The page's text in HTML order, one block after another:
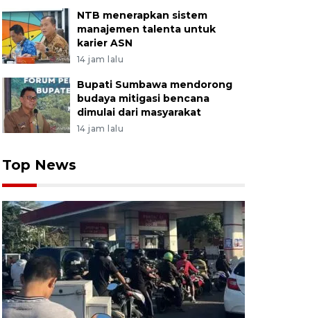
NTB menerapkan sistem
manajemen talenta untuk
karier ASN
14 jam lalu
Bupati Sumbawa mendorong
budaya mitigasi bencana
dimulai dari masyarakat
14 jam lalu
Top News